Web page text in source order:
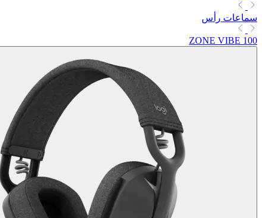
سماعات رأس
ZONE VIBE 100